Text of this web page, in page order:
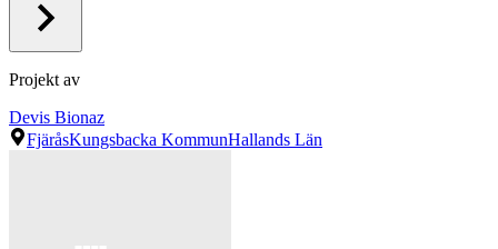
Projekt av
Devis Bionaz
FjäråsKungsbacka KommunHallands Län